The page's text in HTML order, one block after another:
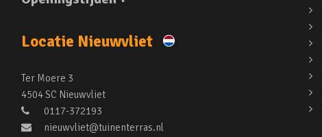
Locatie Nieuwvliet
Ter Moere 3
4504 SC Nieuwvliet
0117-372193
nieuwvliet@tuinenterras.nl